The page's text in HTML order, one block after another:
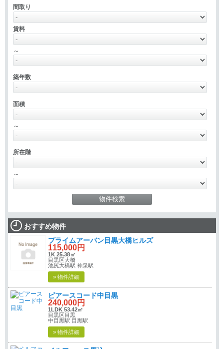
間取り
賃料
～
築年数
面積
～
所在階
～
おすすめ物件
プライムアーバン目黒大橋ヒルズ
115,000円
1K 25.38㎡
目黒区大橋
池尻大橋駅 神泉駅
» 物件詳細
ピアースコード中目黒
240,000円
1LDK 53.42㎡
目黒区目黒
中目黒駅 目黒駅
» 物件詳細